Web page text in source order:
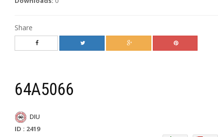
Share
64A5066
DIU
ID : 2419